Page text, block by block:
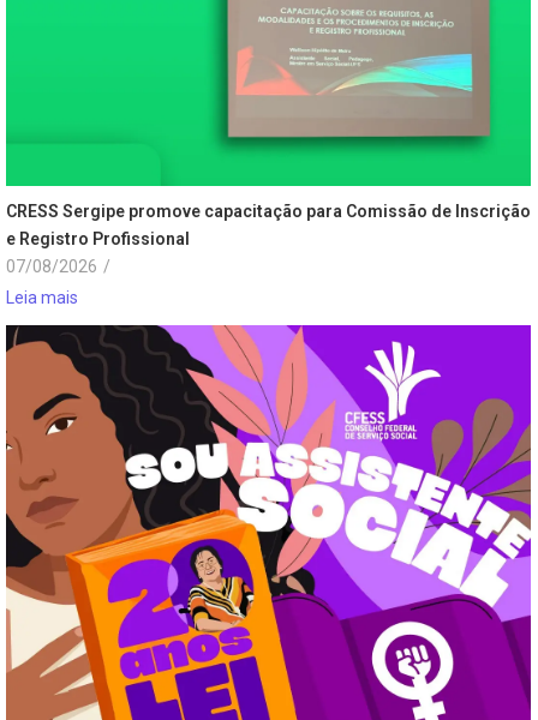
CRESS Sergipe promove capacitação para Comissão de Inscrição
e Registro Profissional
07/08/2026 /
Leia mais